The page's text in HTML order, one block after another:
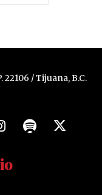
22106 / Tijuana, B.C.